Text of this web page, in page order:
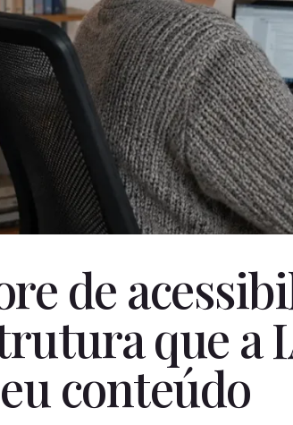
de
que a
conteúdo